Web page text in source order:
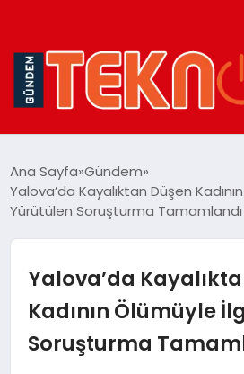
GÜNDEM
EKONOMI
Ana Sayfa Gündem
Yalova’da Kayalıktan Düşen
Yürütülen Soruşturma Tamamlandı
Yalova’da
Kadının Ölümüyle
Soruşturma